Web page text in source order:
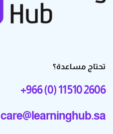
تحتاج مساعدة؟
+966 (0) 11 510 2606
care@learninghub.sa